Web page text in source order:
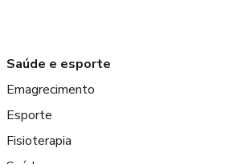
Saúde e esporte
Emagrecimento
Esporte
Fisioterapia